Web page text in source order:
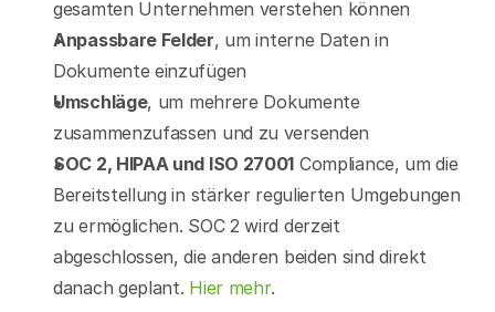
gesamten Unternehmen verstehen können
Anpassbare Felder, um interne Daten in
Dokumente einzufügen
Umschläge, um mehrere Dokumente
zusammenzufassen und zu versenden
SOC 2, HIPAA und ISO 27001 Compliance, um die
Bereitstellung in stärker regulierten Umgebungen
zu ermöglichen. SOC 2 wird derzeit
abgeschlossen, die anderen beiden sind direkt
danach geplant. Hier mehr.